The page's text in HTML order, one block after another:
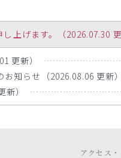
上げます。（2026.07.30 更
更新）
知らせ（2026.08.06 更新）
）
アクセス